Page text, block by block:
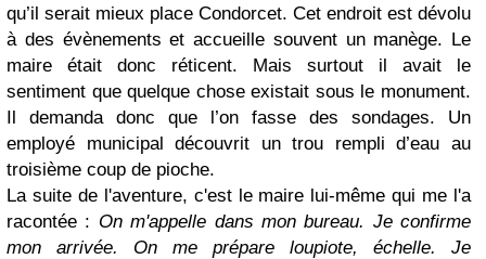
qu’il serait mieux place Condorcet. Cet endroit est dévolu
à des évènements et accueille souvent un manège. Le
maire était donc réticent. Mais surtout il avait le
sentiment que quelque chose existait sous le monument.
Il demanda donc que l’on fasse des sondages. Un
employé municipal découvrit un trou rempli d’eau au
troisième coup de pioche.
La suite de l'aventure, c'est le maire lui-même qui me l'a
racontée : On m'appelle dans mon bureau. Je confirme
mon arrivée. On me prépare loupiote, échelle. Je